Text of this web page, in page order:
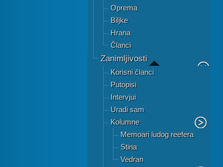
Oprema
Biljke
Hrana
Članci
Zanimljivosti
Korisni članci
Putopisi
Intervjui
Uradi sam
Kolumne
Memoari ludog reefera
Stina
Vedran